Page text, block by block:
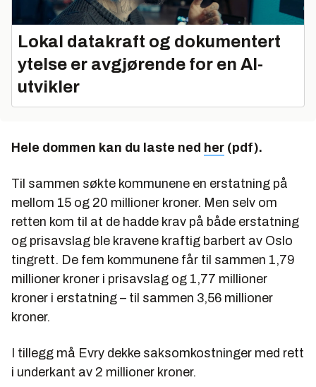
Lokal datakraft og dokumentert
ytelse er avgjørende for en AI-
utvikler
Hele dommen kan du laste ned her (pdf).
Til sammen søkte kommunene en erstatning på
mellom 15 og 20 millioner kroner. Men selv om
retten kom til at de hadde krav på både erstatning
og prisavslag ble kravene kraftig barbert av Oslo
tingrett. De fem kommunene får til sammen 1,79
millioner kroner i prisavslag og 1,77 millioner
kroner i erstatning – til sammen 3,56 millioner
kroner.
I tillegg må Evry dekke saksomkostninger med rett
i underkant av 2 millioner kroner.